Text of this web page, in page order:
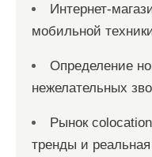
Интернет-
мобильной
Определение
нежелательных
Рынок
тренды и